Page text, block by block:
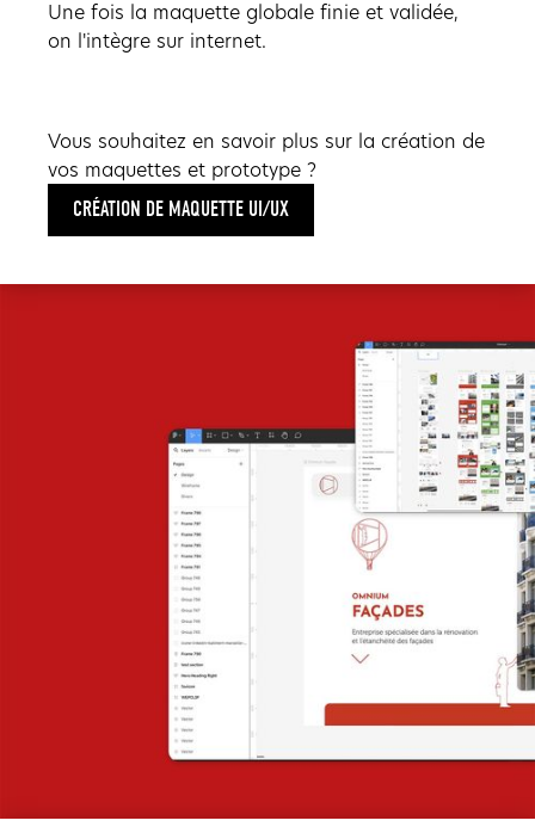
Une fois la maquette globale finie et validée,
on l'intègre sur internet.
Vous souhaitez en savoir plus sur la création de
vos maquettes et prototype ?
CRÉATION DE MAQUETTE UI/UX